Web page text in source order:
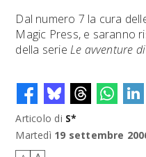
Dal numero 7 la cura
Magic Press, e saranno
della serie Le avventure
Articolo di S*
Martedì 19 settembre